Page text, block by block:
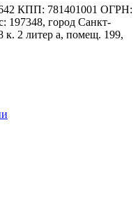
КПП: 781401001 ОГРН:
197348, город Санкт-
к. 2 литер а, помещ. 199,